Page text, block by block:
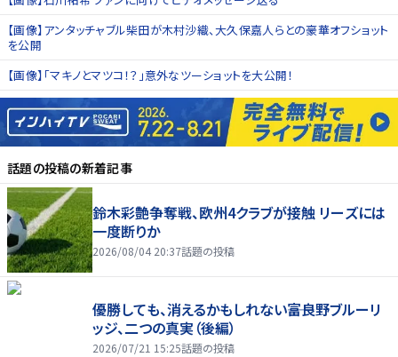
【画像】アンタッチャブル柴田が木村沙織、大久保嘉人らとの豪華オフショット
を公開
【画像】「マキノとマツコ！？」意外なツーショットを大公開！
話題の投稿の新着記事
鈴木彩艶争奪戦、欧州4クラブが接触 リーズには
一度断りか
2026/08/04 20:37話題の投稿
優勝しても、消えるかもしれない――富良野ブルーリ
ッジ、二つの真実（後編）
2026/07/21 15:25話題の投稿